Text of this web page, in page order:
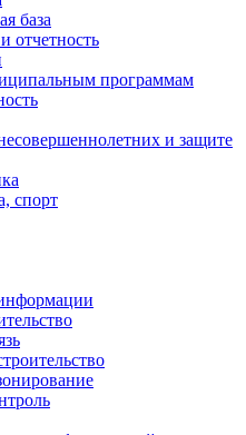
база
отчетность
программам
и защите
спорт